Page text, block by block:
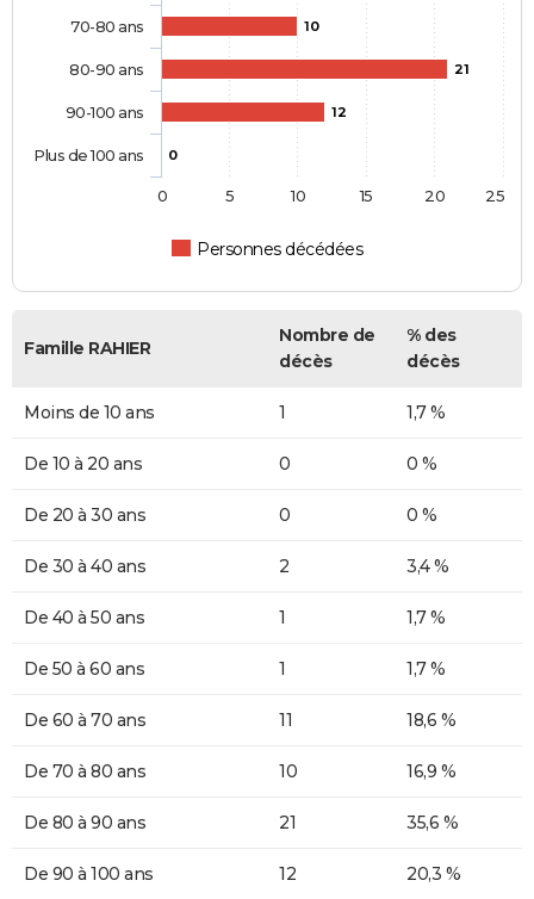
10
21
12
0
Personnes décédées
70-80 ans
80-90 ans
90-100 ans
Plus de 100 ans
0 5 10 15 20 25
Famille RAHIER
Nombre de
décès
% des
décès
Moins de 10 ans 1 1,7 %
De 10 à 20 ans 0 0 %
De 20 à 30 ans 0 0 %
De 30 à 40 ans 2 3,4 %
De 40 à 50 ans 1 1,7 %
De 50 à 60 ans 1 1,7 %
De 60 à 70 ans 11 18,6 %
De 70 à 80 ans 10 16,9 %
De 80 à 90 ans 21 35,6 %
De 90 à 100 ans 12 20,3 %